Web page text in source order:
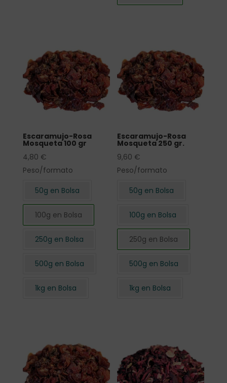
Escaramujo-Rosa
Mosqueta 100 gr
4,80 €
Peso/formato
50g en Bolsa
100g en Bolsa
250g en Bolsa
500g en Bolsa
1kg en Bolsa
Escaramujo-Rosa
Mosqueta 250 gr.
9,60 €
Peso/formato
50g en Bolsa
100g en Bolsa
250g en Bolsa
500g en Bolsa
1kg en Bolsa